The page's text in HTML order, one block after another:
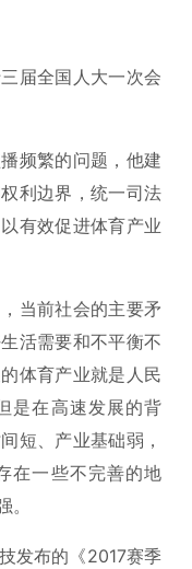
届全国人大一次会
频繁的问题，他建
利边界，统一司法
有效促进体育产业
当前社会的主要矛
活需要和不平衡不
体育产业就是人民
是在高速发展的背
短、产业基础弱，
在一些不完善的地
发布的《2017赛季